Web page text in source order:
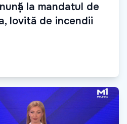
la mandatul de
lovită de incendii